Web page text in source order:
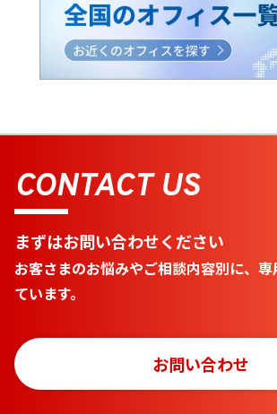
CONTACT US
まずはお問い合わせください
お客さまのお悩みやご相談内容別に、
ています。
お問い合わせ